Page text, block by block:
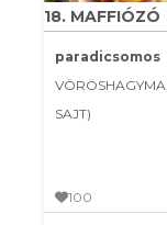
18. MAFFIÓZÓ
paradicsomos
SAJT)
100